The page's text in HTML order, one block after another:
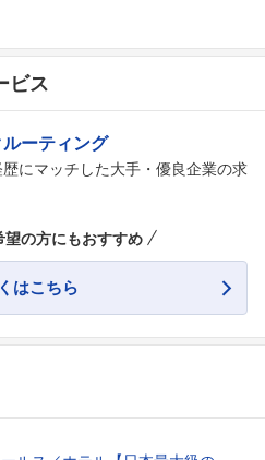
ビス
ーティング
にマッチした大手・優良企業の求
望の方にもおすすめ
はこちら